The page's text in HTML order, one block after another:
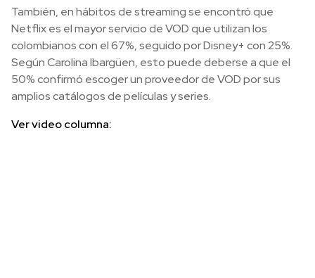
También, en hábitos de streaming se encontró que
Netflix es el mayor servicio de VOD que utilizan los
colombianos con el 67%, seguido por Disney+ con 25%.
Según Carolina Ibargüen, esto puede deberse a que el
50% confirmó escoger un proveedor de VOD por sus
amplios catálogos de películas y series.
Ver video columna: